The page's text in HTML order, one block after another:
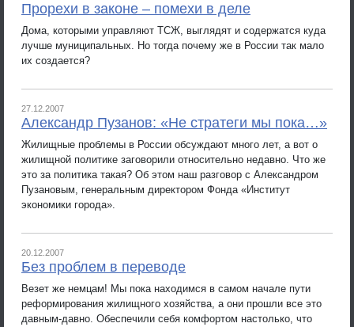
Прорехи в законе – помехи в деле
Дома, которыми управляют ТСЖ, выглядят и содержатся куда
лучше муниципальных. Но тогда почему же в России так мало
их создается?
27.12.2007
Александр Пузанов: «Не стратеги мы пока…»
Жилищные проблемы в России обсуждают много лет, а вот о
жилищной политике заговорили относительно недавно. Что же
это за политика такая? Об этом наш разговор с Александром
Пузановым, генеральным директором Фонда «Институт
экономики города».
20.12.2007
Без проблем в переводе
Везет же немцам! Мы пока находимся в самом начале пути
реформирования жилищного хозяйства, а они прошли все это
давным-давно. Обеспечили себя комфортом настолько, что